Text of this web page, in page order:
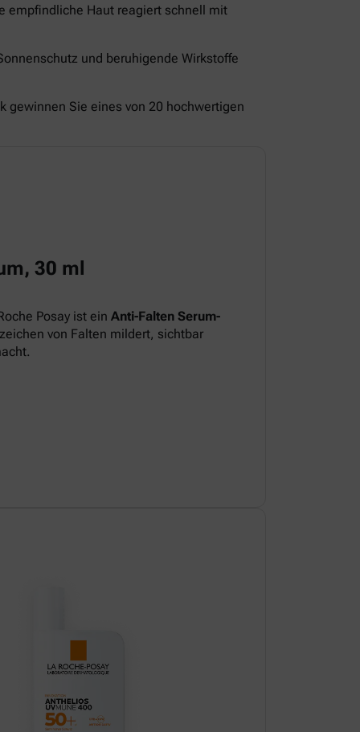
empfindliche Haut reagiert schnell mit
und beruhigende Wirkstoffe
gewinnen Sie eines von 20 hochwertigen
30 ml
Posay ist ein Anti-Falten Serum-
von Falten mildert, sichtbar